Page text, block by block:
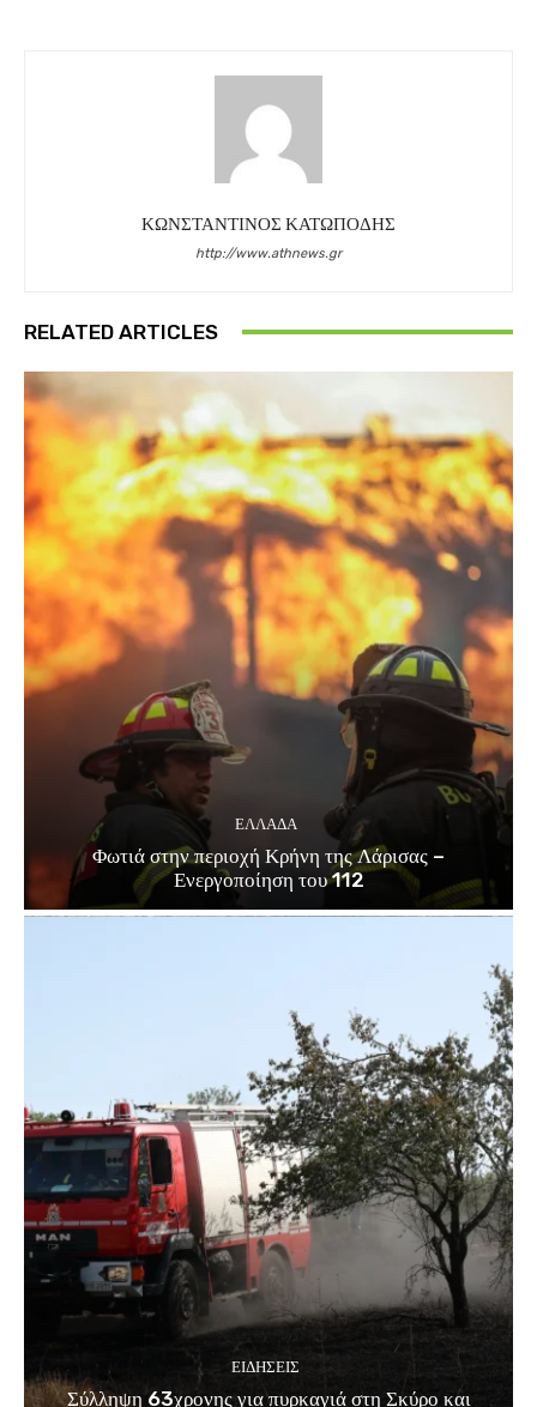
ΚΩΝΣΤΑΝΤΙΝΟΣ ΚΑΤΩΠΟΔΗΣ
http://www.athnews.gr
RELATED ARTICLES
ΕΛΛΑΔΑ
Φωτιά στην περιοχή Κρήνη της Λάρισας –
Ενεργοποίηση του 112
ΕΙΔΗΣΕΙΣ
Σύλληψη 63χρονης για πυρκαγιά στη Σκύρο και